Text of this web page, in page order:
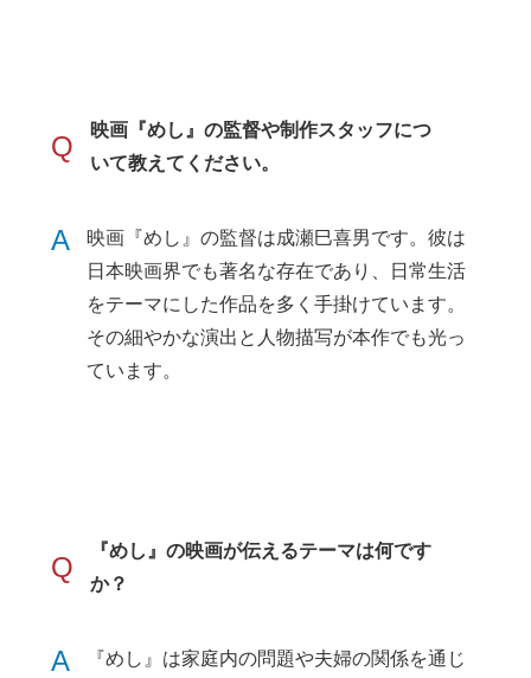
Q
映画『めし』の監督や制作スタッフにつ
いて教えてください。
A
映画『めし』の監督は成瀬巳喜男です。彼は
日本映画界でも著名な存在であり、日常生活
をテーマにした作品を多く手掛けています。
その細やかな演出と人物描写が本作でも光っ
ています。
Q
『めし』の映画が伝えるテーマは何です
か？
A
『めし』は家庭内の問題や夫婦の関係を通じ